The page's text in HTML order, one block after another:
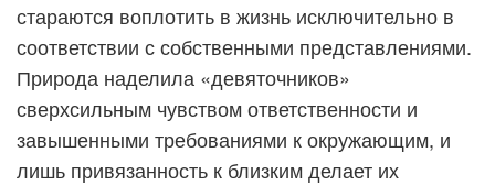
стараются воплотить в жизнь исключительно в
соответствии с собственными представлениями.
Природа наделила «девяточников»
сверхсильным чувством ответственности и
завышенными требованиями к окружающим, и
лишь привязанность к близким делает их